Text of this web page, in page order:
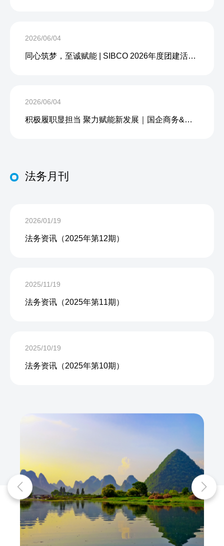
2026/06/04
同心筑梦，至诚赋能 | SIBCO 2026年度团建活动圆满收官
2026/06/04
积极履职显担当 聚力赋能新发展｜国企商务&中企人力出席上海现代服务业联合会第五届会员大会第三次会议暨2026服务业高质量发展大会
法务月刊
2026/01/19
法务资讯（2025年第12期）
2025/11/19
法务资讯（2025年第11期）
2025/10/19
法务资讯（2025年第10期）